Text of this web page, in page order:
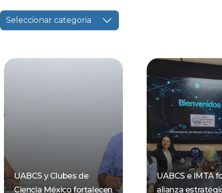
Seleccionar categoria
UABCS y Clubes de
Ciencia México fortalecen
UABCS e IMTA
alianza